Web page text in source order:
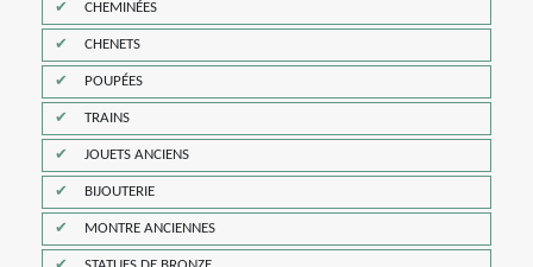
CHEMINÉES
CHENETS
POUPÉES
TRAINS
JOUETS ANCIENS
BIJOUTERIE
MONTRE ANCIENNES